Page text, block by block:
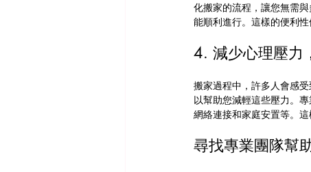
化搬家的流程，讓您無需
能順利進行。這樣的便利
4. 減少心理壓力
搬家過程中，許多人會感
以幫助您減輕這些壓力。
網絡連接和家庭安置等。
尋找專業團隊幫